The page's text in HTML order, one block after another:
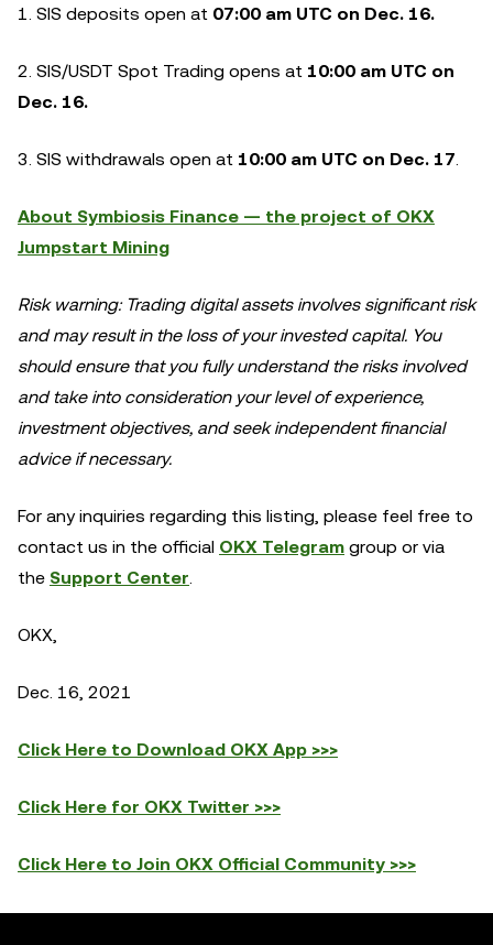
1. SIS deposits open at 07:00 am UTC on Dec. 16.
2. SIS/USDT Spot Trading opens at 10:00 am UTC on
Dec. 16.
3. SIS withdrawals open at 10:00 am UTC on Dec. 17.
About Symbiosis Finance — the project of OKX
Jumpstart Mining
Risk warning: Trading digital assets involves significant risk
and may result in the loss of your invested capital. You
should ensure that you fully understand the risks involved
and take into consideration your level of experience,
investment objectives, and seek independent financial
advice if necessary.
For any inquiries regarding this listing, please feel free to
contact us in the official OKX Telegram group or via
the Support Center.
OKX,
Dec. 16, 2021
Click Here to Download OKX App >>>
Click Here for OKX Twitter >>>
Click Here to Join OKX Official Community >>>